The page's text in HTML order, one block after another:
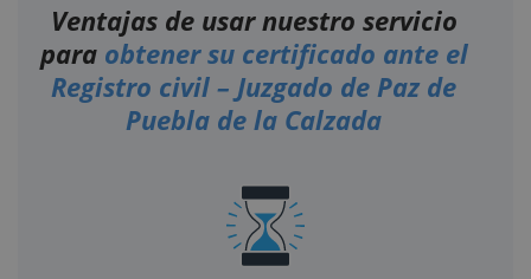
Ventajas de usar nuestro servicio
para obtener su certificado ante el
Registro civil – Juzgado de Paz de
Puebla de la Calzada